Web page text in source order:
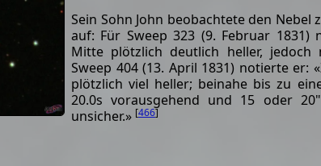
Sein Sohn John beobachtete den
auf: Für Sweep 323 (9. Februar
Mitte plötzlich deutlich heller,
Sweep 404 (13. April 1831) notierte er:
plötzlich viel heller; beinahe bis zu
20.0s vorausgehend und 15 oder
unsicher.» [466]